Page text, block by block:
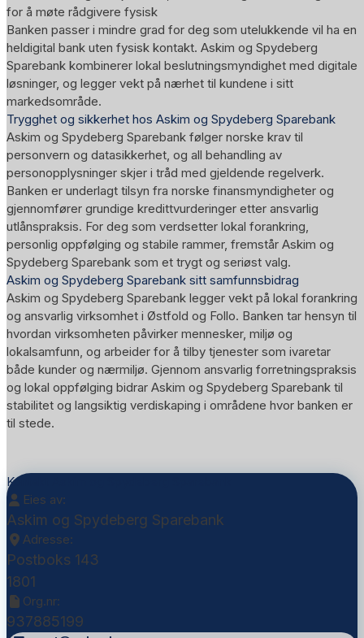
for å møte rådgivere fysisk
Banken passer i mindre grad for deg som utelukkende vil ha en
heldigital bank uten fysisk kontakt. Askim og Spydeberg
Sparebank kombinerer lokal beslutningsmyndighet med digitale
løsninger, og legger vekt på nærhet til kundene i sitt
markedsområde.
Trygghet og sikkerhet hos Askim og Spydeberg Sparebank
Askim og Spydeberg Sparebank følger norske krav til
personvern og datasikkerhet, og all behandling av
personopplysninger skjer i tråd med gjeldende regelverk.
Banken er underlagt tilsyn fra norske finansmyndigheter og
gjennomfører grundige kredittvurderinger etter ansvarlig
utlånspraksis. For deg som verdsetter lokal forankring,
personlig oppfølging og stabile rammer, fremstår Askim og
Spydeberg Sparebank som et trygt og seriøst valg.
Askim og Spydeberg Sparebank sitt samfunnsbidrag
Askim og Spydeberg Sparebank legger vekt på lokal forankring
og ansvarlig virksomhet i Østfold og Follo. Banken tar hensyn til
hvordan virksomheten påvirker mennesker, miljø og
lokalsamfunn, og arbeider for å tilby tjenester som ivaretar
både kunder og nærmiljø. Gjennom ansvarlig forretningspraksis
og lokal oppfølging bidrar Askim og Spydeberg Sparebank til
stabilitet og langsiktig verdiskaping i områdene hvor banken er
til stede.
Kontakt Askim og Spydeberg Sparebank
Eies av:
Askim og Spydeberg Sparebank
Adresse:
Postboks 143
1801
Org.nr:
937885199